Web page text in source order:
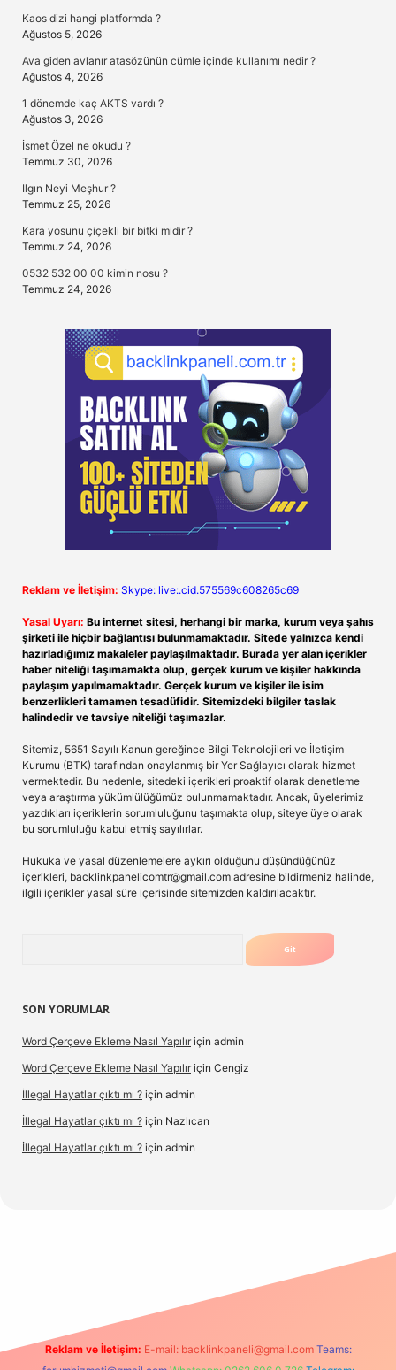
Kaos dizi hangi platformda ?
Ağustos 5, 2026
Ava giden avlanır atasözünün cümle içinde kullanımı nedir ?
Ağustos 4, 2026
1 dönemde kaç AKTS vardı ?
Ağustos 3, 2026
İsmet Özel ne okudu ?
Temmuz 30, 2026
Ilgın Neyi Meşhur ?
Temmuz 25, 2026
Kara yosunu çiçekli bir bitki midir ?
Temmuz 24, 2026
0532 532 00 00 kimin nosu ?
Temmuz 24, 2026
Reklam ve İletişim: Skype: live:.cid.575569c608265c69
Yasal Uyarı: Bu internet sitesi, herhangi bir marka, kurum veya şahıs
şirketi ile hiçbir bağlantısı bulunmamaktadır. Sitede yalnızca kendi
hazırladığımız makaleler paylaşılmaktadır. Burada yer alan içerikler
haber niteliği taşımamakta olup, gerçek kurum ve kişiler hakkında
paylaşım yapılmamaktadır. Gerçek kurum ve kişiler ile isim
benzerlikleri tamamen tesadüfidir. Sitemizdeki bilgiler taslak
halindedir ve tavsiye niteliği taşımazlar.
Sitemiz, 5651 Sayılı Kanun gereğince Bilgi Teknolojileri ve İletişim
Kurumu (BTK) tarafından onaylanmış bir Yer Sağlayıcı olarak hizmet
vermektedir. Bu nedenle, sitedeki içerikleri proaktif olarak denetleme
veya araştırma yükümlülüğümüz bulunmamaktadır. Ancak, üyelerimiz
yazdıkları içeriklerin sorumluluğunu taşımakta olup, siteye üye olarak
bu sorumluluğu kabul etmiş sayılırlar.
Hukuka ve yasal düzenlemelere aykırı olduğunu düşündüğünüz
içerikleri, backlinkpanelicomtr@gmail.com adresine bildirmeniz halinde,
ilgili içerikler yasal süre içerisinde sitemizden kaldırılacaktır.
SON YORUMLAR
Word Çerçeve Ekleme Nasıl Yapılır için admin
Word Çerçeve Ekleme Nasıl Yapılır için Cengiz
İllegal Hayatlar çıktı mı ? için admin
İllegal Hayatlar çıktı mı ? için Nazlıcan
İllegal Hayatlar çıktı mı ? için admin
Reklam ve İletişim: E-mail: backlinkpaneli@gmail.com Teams: